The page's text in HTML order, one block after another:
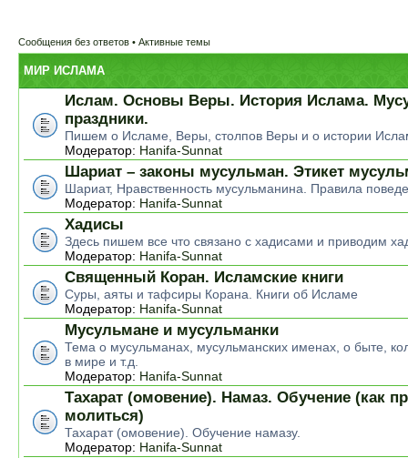
Сообщения без ответов • Активные темы
МИР ИСЛАМА
Ислам. Основы Веры. История Ислама.
праздники.
Пишем о Исламе, Веры, столпов Веры и о истории
Модератор: Hanifa-Sunnat
Шариат – законы мусульман. Этикет
Шариат, Нравственность мусульманина. Правила
Модератор: Hanifa-Sunnat
Хадисы
Здесь пишем все что связано с хадисами и приводим
Модератор: Hanifa-Sunnat
Священный Коран. Исламские книги
Суры, аяты и тафсиры Корана. Книги об Исламе
Модератор: Hanifa-Sunnat
Мусульмане и мусульманки
Тема о мусульманах, мусульманских именах, о быте,
в мире и т.д.
Модератор: Hanifa-Sunnat
Тахарат (омовение). Намаз. Обучение (как
молиться)
Тахарат (омовение). Обучение намазу.
Модератор: Hanifa-Sunnat